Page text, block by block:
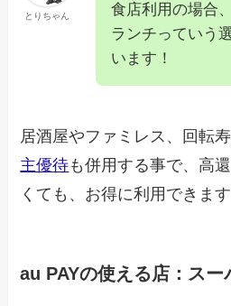
とりちゃん
食店利用の場合
ランチっていう
います！
居酒屋やファミレス、回転
主優待も併用する事で、高
くても、お得に利用できます
au PAYの使える店：スー